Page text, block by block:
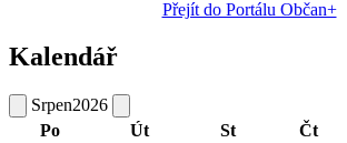
Přejít do Portálu Občan+
Kalendář
Srpen2026
Po
Út St Čt